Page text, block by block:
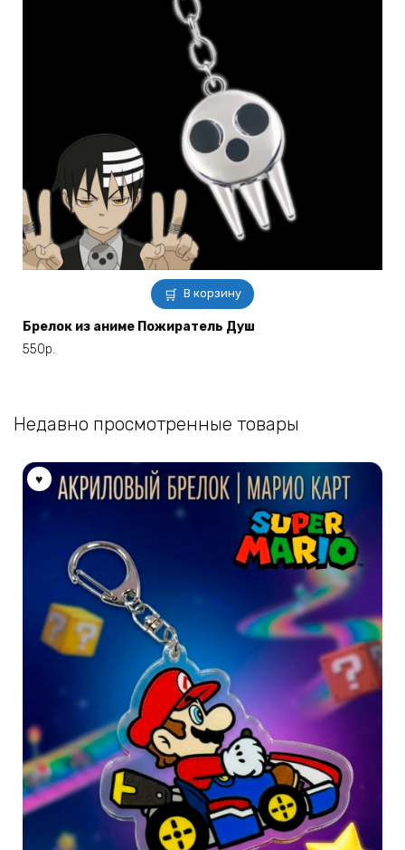
В корзину
Брелок из аниме Пожиратель Душ
550р.
Недавно просмотренные товары